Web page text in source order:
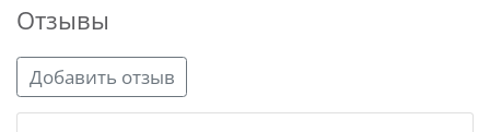
Отзывы
Добавить отзыв